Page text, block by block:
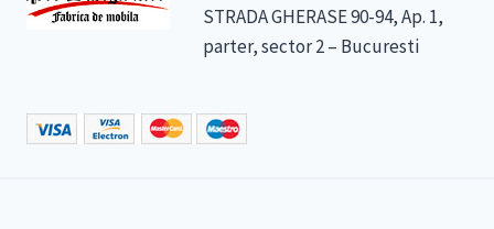
STRADA GHERASE 90-94, Ap. 1,
parter, sector 2 – Bucuresti